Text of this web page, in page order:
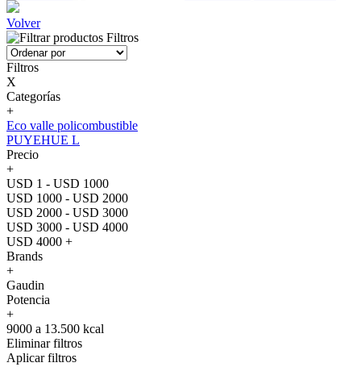
Volver
Filtros
Filtros
X
Categorías
+
Eco valle policombustible
PUYEHUE L
Precio
+
USD 1 - USD 1000
USD 1000 - USD 2000
USD 2000 - USD 3000
USD 3000 - USD 4000
USD 4000 +
Brands
+
Gaudin
Potencia
+
9000 a 13.500 kcal
Eliminar filtros
Aplicar filtros